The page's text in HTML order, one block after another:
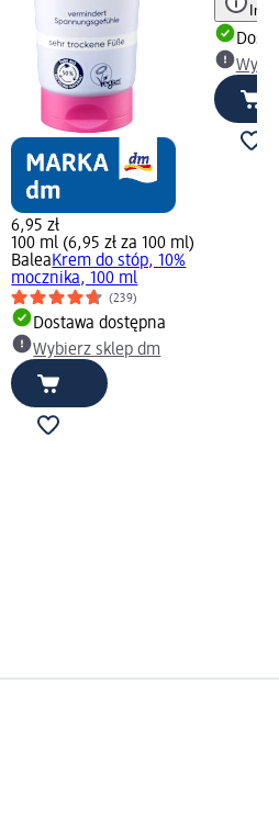
6,95 zł
100 ml (6,95 zł za 100 ml)
BaleaKrem do stóp, 10%
mocznika, 100 ml
(239)
Dostawa dostępna
Wybierz sklep dm